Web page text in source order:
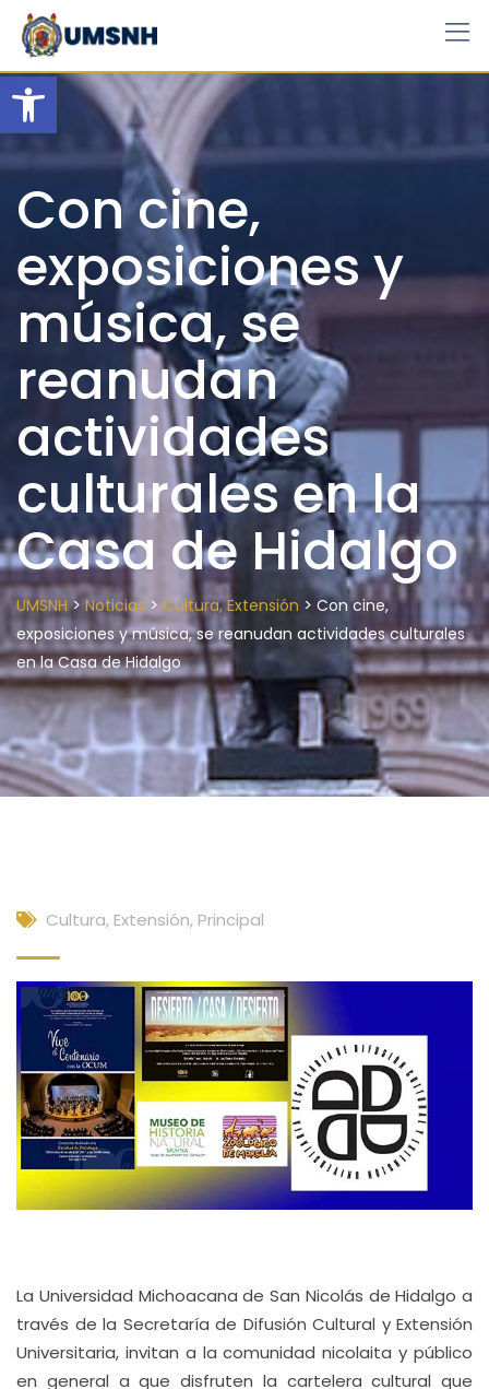
Open toolbar
Skip
content
Con cine,
exposiciones y
música, se
reanudan
actividades
culturales en la
Casa de Hidalgo
UMSNH> Noticias > Cultura, Extensión > Con cine,
exposiciones y música, se reanudan actividades culturales
en la Casa de Hidalgo
Cultura, Extensión, Principal
La Universidad Michoacana de San Nicolás de Hidalgo a
través de la Secretaría de Difusión Cultural y Extensión
Universitaria, invitan a la comunidad nicolaita y público
en general a que disfruten la cartelera cultural que